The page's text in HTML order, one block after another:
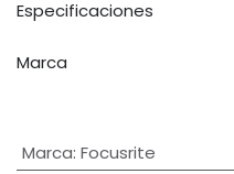
Especificaciones
Marca
Marca: Focusrite